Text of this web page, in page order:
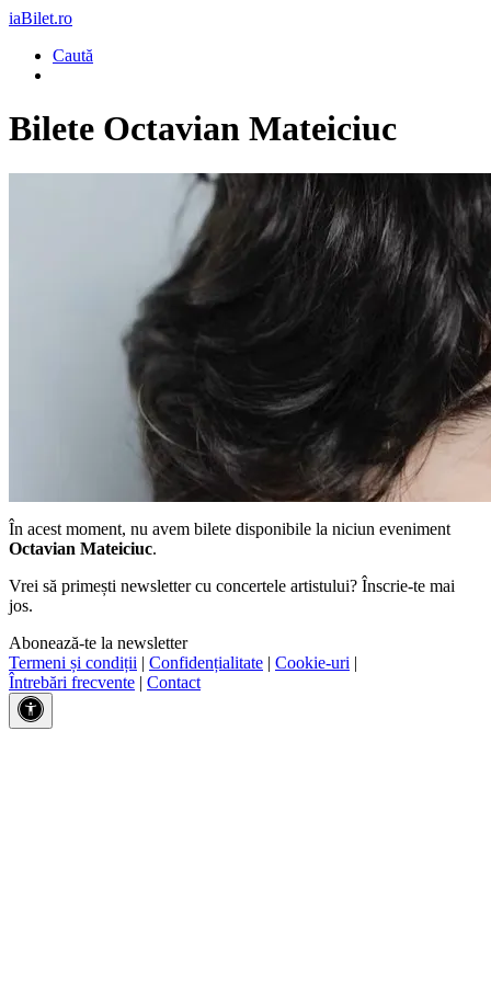
iaBilet.ro
Caută
Bilete Octavian Mateiciuc
În acest moment, nu avem bilete disponibile la niciun eveniment
Octavian Mateiciuc.
Vrei să primești newsletter cu concertele artistului? Înscrie-te mai
jos.
Abonează-te la newsletter
Termeni și condiții | Confidențialitate | Cookie-uri |
Întrebări frecvente | Contact